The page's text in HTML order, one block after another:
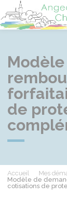
de
Accueil Mes
Modèle de
cotisations de